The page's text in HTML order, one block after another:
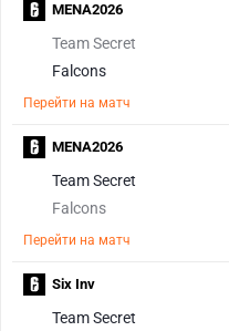
Team Secret
Falcons
Перейти на матч
MENA2026
Team Secret
Falcons
Перейти на матч
MENA2026
Team Secret
Six Inv